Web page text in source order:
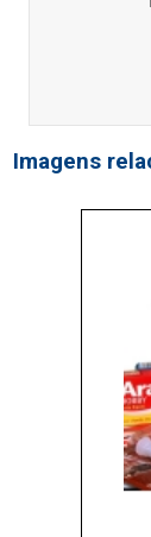
Imagens